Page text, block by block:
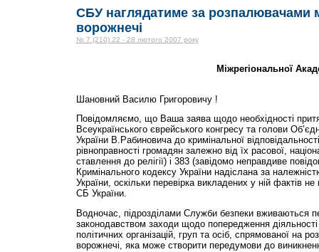
СБУ наглядатиме за розпалювачами
ворожнечі
№ 7 (210) 22 - 28 лютого 2007 року
Міжрегіональної
Шановний Василю Григоровичу !
Повідомляємо, що Ваша заява щодо необхідності
Всеукраїнського єврейського конгресу та голови
України В.Рабиновича до кримінальної
рівноправності громадян залежно від їх расової,
ставлення до релігії) і 383 (завідомо неправдиве
Кримінального кодексу України надіслана за
України, оскільки перевірка викладених у ній фактів не
СБ України.
Водночас, підрозділами Служби безпеки вживаються
законодавством заходи щодо попередження
політичних організацій, груп та осіб, спрямованої на
ворожнечі, яка може створити передумови до